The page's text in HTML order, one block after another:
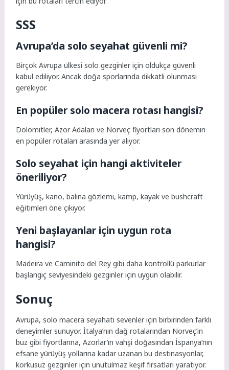
SSS
Avrupa’da solo seyahat güvenli mi?
Birçok Avrupa ülkesi solo gezginler için oldukça güvenli
kabul ediliyor. Ancak doğa sporlarında dikkatli olunması
gerekiyor.
En popüler solo macera rotası hangisi?
Dolomitler, Azor Adaları ve Norveç fiyortları son dönemin
en popüler rotaları arasında yer alıyor.
Solo seyahat için hangi aktiviteler
öneriliyor?
Yürüyüş, kano, balina gözlemi, kamp, kayak ve bushcraft
eğitimleri öne çıkıyor.
Yeni başlayanlar için uygun rota
hangisi?
Madeira ve Caminito del Rey gibi daha kontrollü parkurlar
başlangıç seviyesindeki gezginler için uygun olabilir.
Sonuç
Avrupa, solo macera seyahati sevenler için birbirinden farklı
deneyimler sunuyor. İtalya’nın dağ rotalarından Norveç’in
buz gibi fiyortlarına, Azorlar’ın vahşi doğasından İspanya’nın
efsane yürüyüş yollarına kadar uzanan bu destinasyonlar,
korkusuz gezginler için unutulmaz keşif fırsatları yaratıyor.